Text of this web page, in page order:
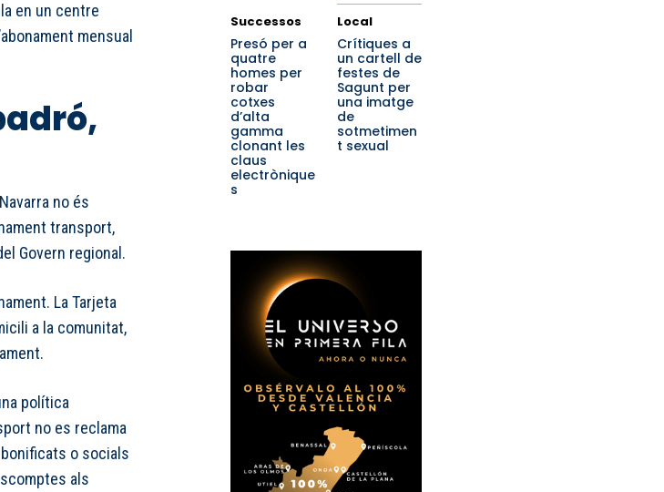
en un centre
mensual
no és
transport,
Govern regional.
La Tarjeta
a la comunitat,
política
no es reclama
o socials
als
Successos
Presó per a
quatre
homes per
robar
cotxes
d’alta
gamma
clonant les
claus
electrònique
s
Local
Crítiques a
un cartell de
festes de
Sagunt per
una imatge
de
sotmetimen
t sexual